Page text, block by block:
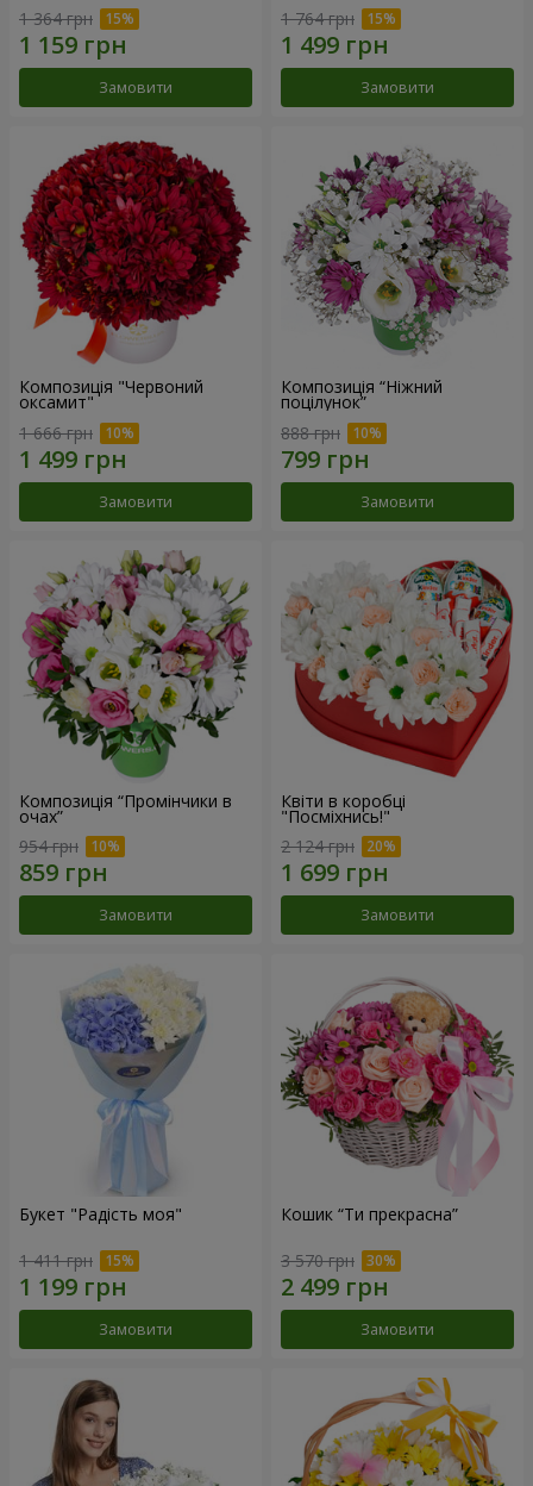
1 364 грн
Замовити
1 764 грн
Замовити
Композиція "Червоний
оксамит"
1 666 грн
Замовити
Композиція “Ніжний
поцілунок”
888 грн
Замовити
Композиція “Промінчики в
очах”
954 грн
Замовити
Квіти в коробці
"Посміхнись!"
2 124 грн
Замовити
Букет "Радість моя"
1 411 грн
Замовити
Кошик “Ти прекрасна”
3 570 грн
Замовити